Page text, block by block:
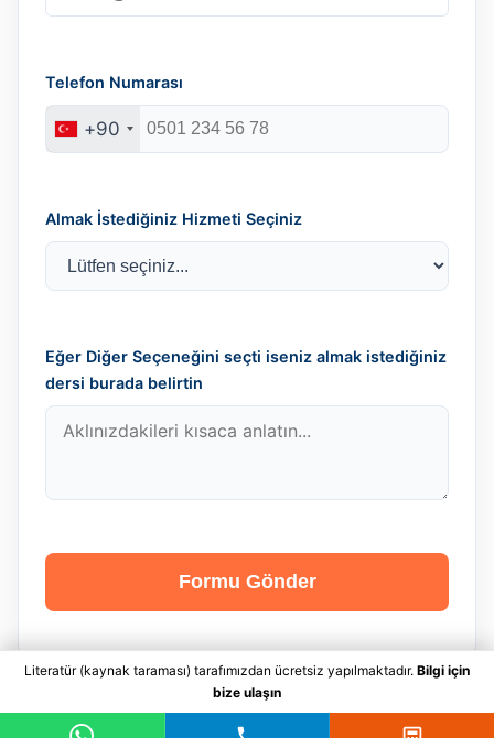
Telefon Numarası
+90
Almak İstediğiniz Hizmeti Seçiniz
Eğer Diğer Seçeneğini seçti iseniz almak istediğiniz
dersi burada belirtin
Formu Gönder
Literatür (kaynak taraması) tarafımızdan ücretsiz yapılmaktadır. Bilgi için
bize ulaşın